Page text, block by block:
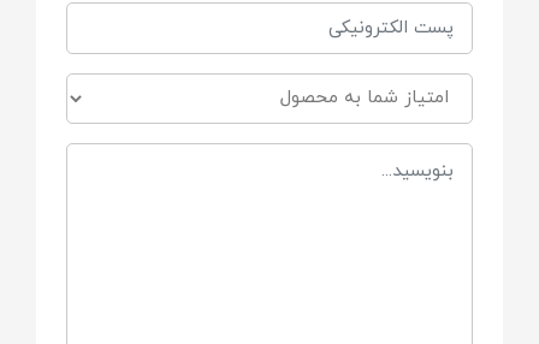
زیرانداز تعویض
قاب پستانک
کیف مخصوص شیشه شیر و فلاسک